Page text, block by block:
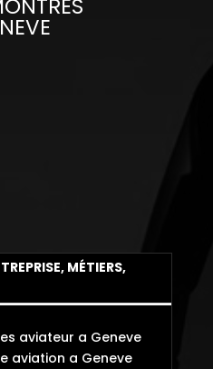
MÉTIERS,
aviateur a Geneve
aviation a Geneve